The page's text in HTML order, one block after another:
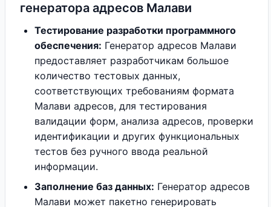
генератора адресов Малави
Тестирование разработки программного
обеспечения: Генератор адресов Малави
предоставляет разработчикам большое
количество тестовых данных,
соответствующих требованиям формата
Малави адресов, для тестирования
валидации форм, анализа адресов, проверки
идентификации и других функциональных
тестов без ручного ввода реальной
информации.
Заполнение баз данных: Генератор адресов
Малави может пакетно генерировать